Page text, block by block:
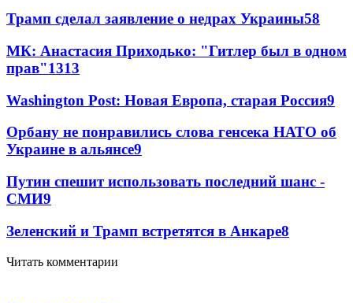
Трамп сделал заявление о недрах Украины58
МК: Анастасия Приходько: "Гитлер был в одном
прав"1313
Washington Post: Новая Европа, старая Россия9
Орбану не понравились слова генсека НАТО об
Украине в альянсе9
Путин спешит использовать последний шанс -
СМИ9
Зеленский и Трамп встретятся в Анкаре8
Читать комментарии